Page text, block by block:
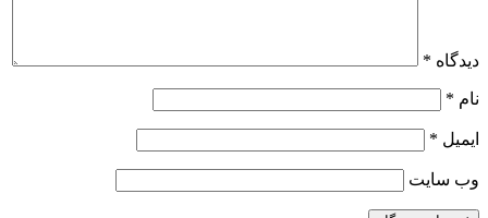
دیدگاه *
نام *
ایمیل *
وب‌ سایت